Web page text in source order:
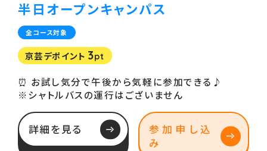
半日オープンキャンパス
全コース対象
京芸デポイント 3pt
⏰ お試し気分で午後から気軽に参加できる♪
※シャトルバスの運行はございません
詳細を見る
参加申し込
み